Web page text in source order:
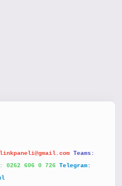
Teams:
0262 606 0 726 Telegram: